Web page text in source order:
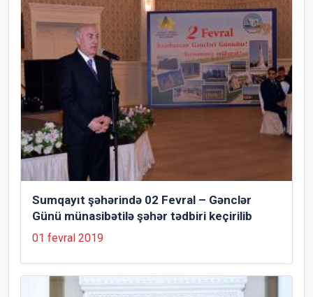
Sumqayıt şəhərində 02 Fevral – Gənclər
Günü münasibətilə şəhər tədbiri keçirilib
01 fevral 2019